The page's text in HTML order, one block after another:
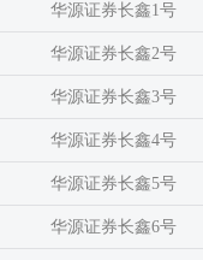
华源证券长鑫1号
华源证券长鑫2号
华源证券长鑫3号
华源证券长鑫4号
华源证券长鑫5号
华源证券长鑫6号